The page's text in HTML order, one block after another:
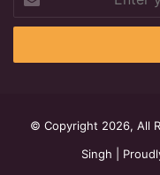
your
Email
© Copyright 2026, All
Singh |